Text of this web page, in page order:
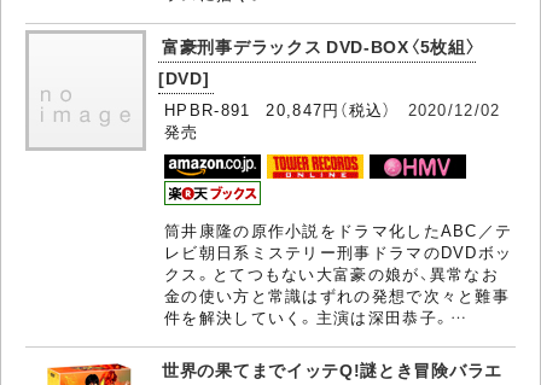
富豪刑事デラックス DVD-BOX〈5枚組〉
[DVD]
HPBR-891 20,847円（税込） 2020/12/02
発売
筒井康隆の原作小説をドラマ化したABC／テ
レビ朝日系ミステリー刑事ドラマのDVDボッ
クス。とてつもない大富豪の娘が、異常なお
金の使い方と常識はずれの発想で次々と難事
件を解決していく。主演は深田恭子。…
世界の果てまでイッテQ!謎とき冒険バラエ